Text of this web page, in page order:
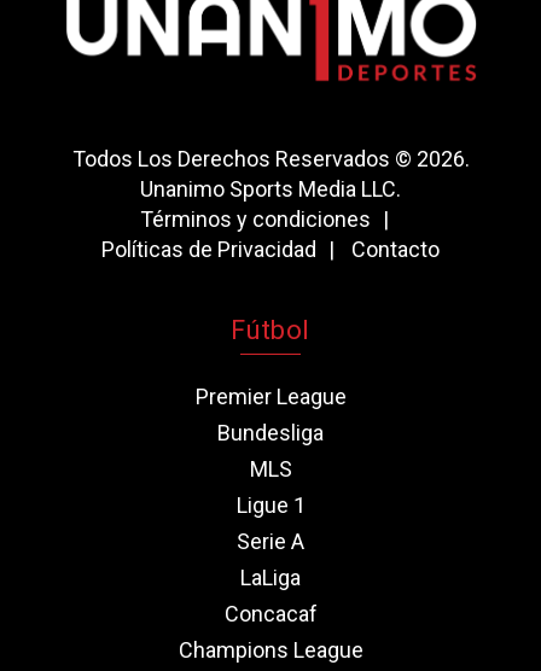
Todos Los Derechos Reservados © 2026.
Unanimo Sports Media LLC.
Términos y condiciones
Políticas de Privacidad
Contacto
Fútbol
Premier League
Bundesliga
MLS
Ligue 1
Serie A
LaLiga
Concacaf
Champions League